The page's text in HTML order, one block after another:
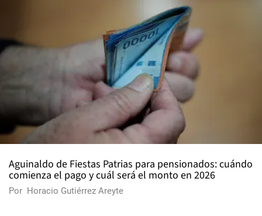
Aguinaldo de Fiestas Patrias para pensionados: cuándo
comienza el pago y cuál será el monto en 2026
Por Horacio Gutiérrez Areyte